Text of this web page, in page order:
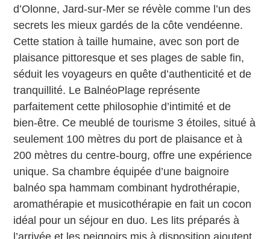
d’Olonne, Jard-sur-Mer se révèle comme l’un des
secrets les mieux gardés de la côte vendéenne.
Cette station à taille humaine, avec son port de
plaisance pittoresque et ses plages de sable fin,
séduit les voyageurs en quête d’authenticité et de
tranquillité. Le BalnéoPlage représente
parfaitement cette philosophie d’intimité et de
bien-être. Ce meublé de tourisme 3 étoiles, situé à
seulement 100 mètres du port de plaisance et à
200 mètres du centre-bourg, offre une expérience
unique. Sa chambre équipée d’une baignoire
balnéo spa hammam combinant hydrothérapie,
aromathérapie et musicothérapie en fait un cocon
idéal pour un séjour en duo. Les lits préparés à